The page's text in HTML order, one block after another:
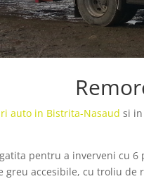
auto in Bistrita-Nasaud si
pentru a inverveni cu
accesibile, cu troliu